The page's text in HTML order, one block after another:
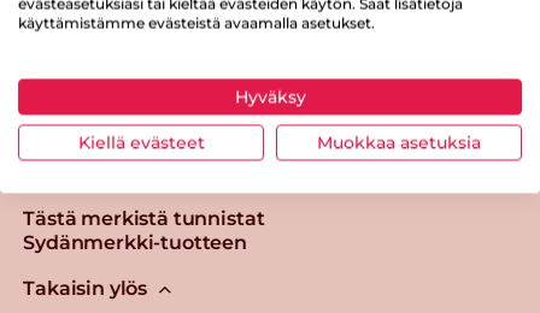
Tästä merkistä tunnistat
Sydänmerkki-tuotteen
Takaisin ylös
evästeasetuksiasi tai kieltää evästeiden käytön. Saat lisätietoja
käyttämistämme evästeistä avaamalla asetukset.
Hyväksy
Kiellä evästeet Muokkaa asetuksia